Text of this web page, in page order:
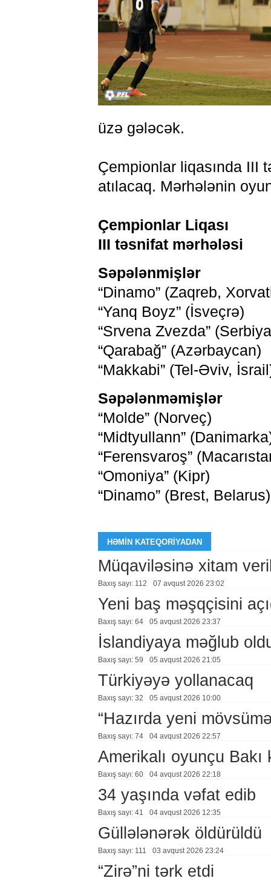
üzə gələcək.
Çempionlar liqasında III
atılacaq. Mərhələnin
Çempionlar Liqası
III təsnifat mərhələsi
Səpələnmişlər
“Dinamo” (Zaqreb,
“Yanq Boyz” (İsveçrə)
“Srvena Zvezda”
“Qarabağ” (Azərbaycan)
“Makkabi” (Tel-Əviv,
Səpələnməmişlər
“Molde” (Norveç)
“Midtyullann”
“Ferensvaroş”
“Omoniya” (Kipr)
“Dinamo” (Brest,
HƏMIN KATEQORIYADAN
Müqaviləsinə xitam
Baxış sayı: 112 07 avqust 2026 23:02
Yeni baş məşqçisini
Baxış sayı: 64 05 avqust 2026 23:37
İslandiyaya məğlub
Baxış sayı: 59 05 avqust 2026 21:05
Türkiyəyə yollanacaq
Baxış sayı: 32 05 avqust 2026 10:00
“Hazırda yeni
Baxış sayı: 74 04 avqust 2026 22:57
Amerikalı oyunçu Bakı
Baxış sayı: 60 04 avqust 2026 22:18
34 yaşında vəfat edib
Baxış sayı: 41 04 avqust 2026 12:35
Güllələnərək öldürüldü
Baxış sayı: 111 03 avqust 2026 23:24
“Zirə”ni tərk etdi